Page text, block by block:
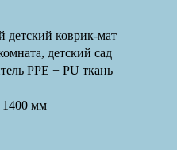
детский коврик-мат
детский сад
PPE + PU ткань
1400 мм